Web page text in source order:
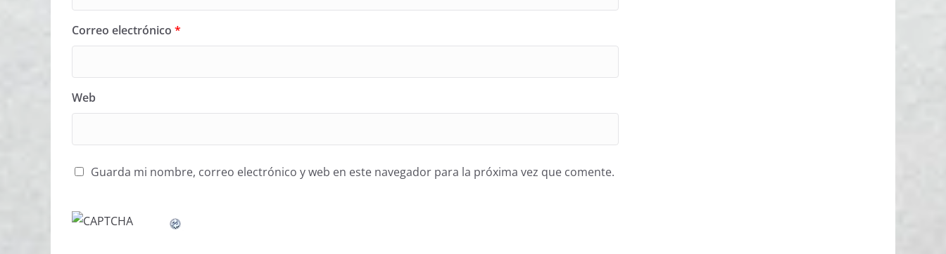
Correo electrónico *
Web
Guarda mi nombre, correo electrónico y web en este navegador para la próxima vez que comente.